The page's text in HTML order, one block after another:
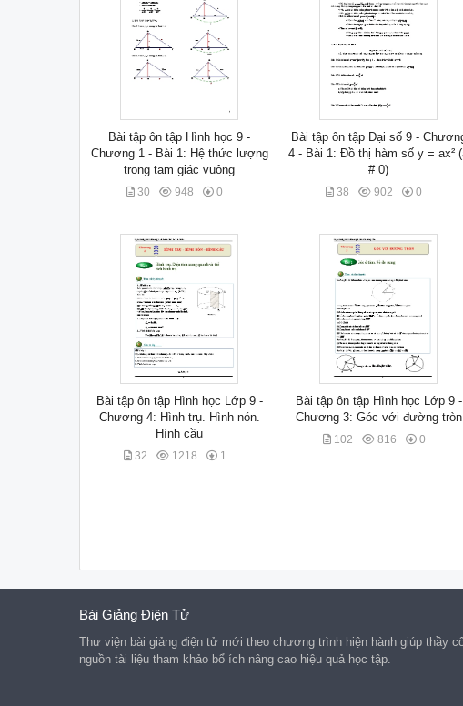
Bài tập ôn tập Hình học 9 -
Chương 1 - Bài 1: Hệ thức lượng
trong tam giác vuông
30 948 0
Bài tập ôn tập Đại số 9 -
4 - Bài 1: Đồ thị hàm số y = ax²
# 0)
38 902 0
Bài tập ôn tập Hình học Lớp 9 -
Chương 4: Hình trụ. Hình nón.
Hình cầu
32 1218 1
Bài tập ôn tập Hình học Lớp 9 -
Chương 3: Góc với đường tròn
102 816 0
Bài Giảng Điện Tử
Thư viện bài giảng điện tử mới theo chương trình hiện hành giúp thầy
nguồn tài liệu tham khảo bổ ích nâng cao hiệu quả học tập.